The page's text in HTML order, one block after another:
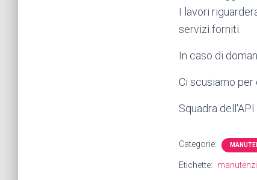
I lavori
servizi forniti.
In caso di
Ci scusiamo per
Squadra dell'API
Categorie:
Etichette: